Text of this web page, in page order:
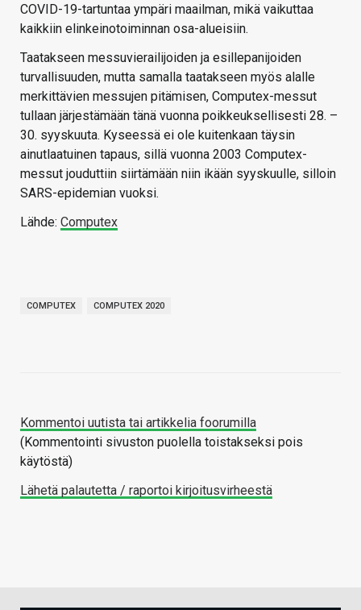
COVID-19-tartuntaa ympäri maailman, mikä vaikuttaa
kaikkiin elinkeinotoiminnan osa-alueisiin.
Taatakseen messuvierailijoiden ja esillepanijoiden
turvallisuuden, mutta samalla taatakseen myös alalle
merkittävien messujen pitämisen, Computex-messut
tullaan järjestämään tänä vuonna poikkeuksellisesti 28. –
30. syyskuuta. Kyseessä ei ole kuitenkaan täysin
ainutlaatuinen tapaus, sillä vuonna 2003 Computex-
messut jouduttiin siirtämään niin ikään syyskuulle, silloin
SARS-epidemian vuoksi.
Lähde: Computex
COMPUTEX COMPUTEX 2020
Kommentoi uutista tai artikkelia foorumilla
(Kommentointi sivuston puolella toistakseksi pois
käytöstä)
Lähetä palautetta / raportoi kirjoitusvirheestä